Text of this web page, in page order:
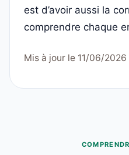
est d’avoir aussi la
comprendre chaque
Mis à jour le 11/06/2026